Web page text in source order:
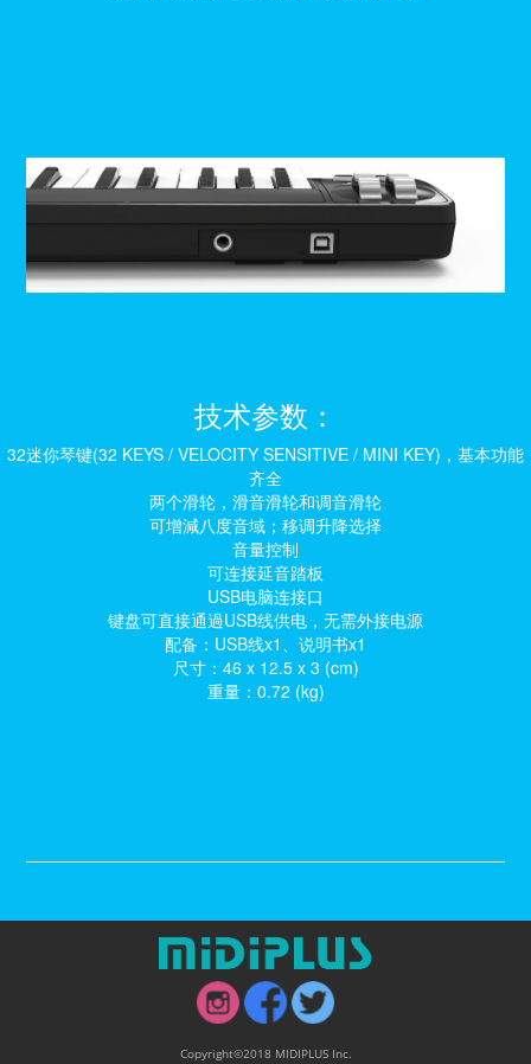
技术参数：
32迷你琴键(32 KEYS / VELOCITY SENSITIVE / MINI KEY)，基本功能
齐全
两个滑轮，滑音滑轮和调音滑轮
可增減八度音域；移调升降选择
音量控制
可连接延音踏板
USB电脑连接口
键盘可直接通過USB线供电，无需外接电源
配备：USB线x1、说明书x1
尺寸：46 x 12.5 x 3 (cm)
重量：0.72 (kg)
Copyright©2018 MIDIPLUS Inc.